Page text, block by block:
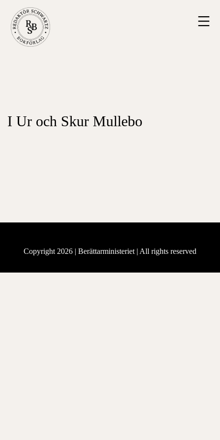
Hoppa
innehåll
Redaktör
Schwartz
I Ur och Skur Mullebo
Copyright 2026 | Berättarministeriet | All rights reserved